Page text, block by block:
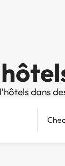
dans